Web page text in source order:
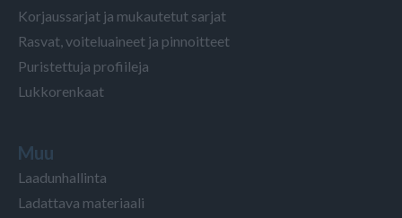
Korjaussarjat ja mukautetut sarjat
Rasvat, voiteluaineet ja pinnoitteet
Puristettuja profiileja
Lukkorenkaat
Muu
Laadunhallinta
Ladattava materiaali